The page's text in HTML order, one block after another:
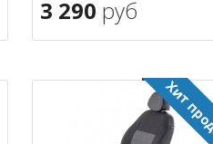
3 290 руб